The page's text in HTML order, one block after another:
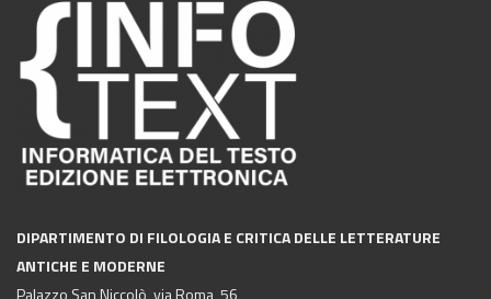
DIPARTIMENTO DI FILOLOGIA E CRITICA DELLE LETTERATURE
ANTICHE E MODERNE
Palazzo San Niccolò, via Roma, 56